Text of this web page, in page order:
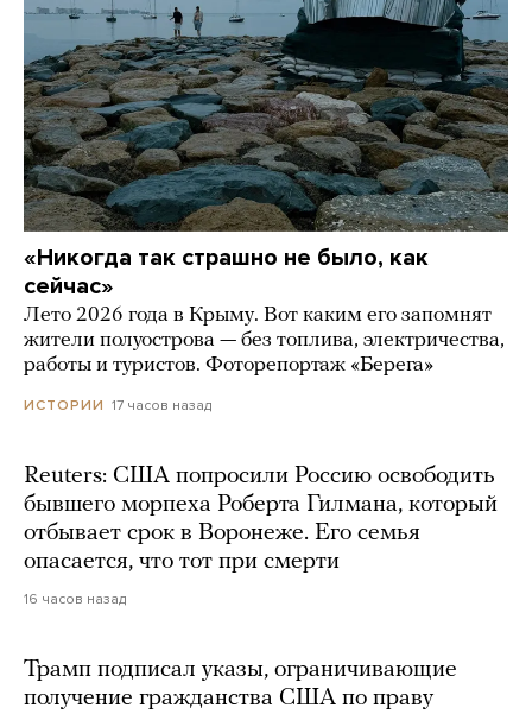
«Никогда так страшно не было, как
сейчас»
Лето 2026 года в Крыму. Вот каким его запомнят
жители полуострова — без топлива, электричества,
работы и туристов. Фоторепортаж «Берега»
ИСТОРИИ 17 часов назад
Reuters: США попросили Россию освободить
бывшего морпеха Роберта Гилмана, который
отбывает срок в Воронеже. Его семья
опасается, что тот при смерти
16 часов назад
Трамп подписал указы, ограничивающие
получение гражданства США по праву